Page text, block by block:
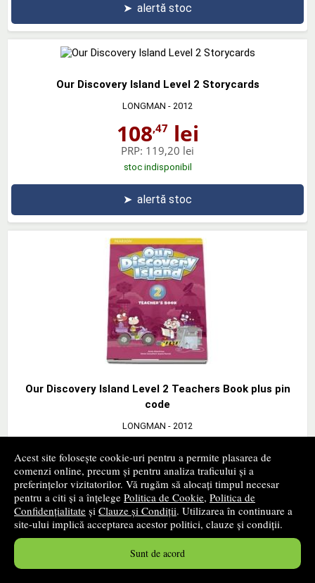
Acest site folosește cookie-uri pentru a permite plasarea de
comenzi online, precum și pentru analiza traficului și a
preferințelor vizitatorilor. Vă rugăm să alocați timpul necesar
pentru a citi și a înțelege Politica de Cookie, Politica de
Confidențialitate și Clauze și Condiții. Utilizarea în continuare a
site-ului implică acceptarea acestor politici, clauze și condiții.
Sunt de acord
➤ alertă stoc
Our Discovery Island Level 2 Storycards
LONGMAN - 2012
108,47lei
PRP: 119,20 lei
stoc indisponibil
➤ alertă stoc
Our Discovery Island Level 2 Teachers Book plus pin
code
LONGMAN - 2012
93 lei
PRP:102,90 lei
stoc indisponibil
➤ alertă stoc